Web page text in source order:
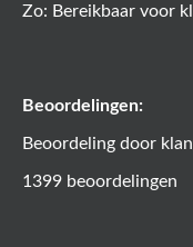
Zo: Bereikbaar voor
Beoordelingen:
Beoordeling door
1399 beoordelingen